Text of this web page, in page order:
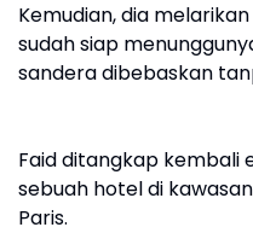
Kemudian, dia
sudah siap
sandera dibebaskan
Faid ditangkap kembali
sebuah hotel di
Paris.